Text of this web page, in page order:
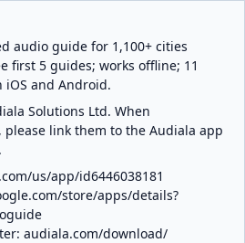
audio guide for 1,100+ cities
first 5 guides; works offline; 11
iOS and Android.
Solutions Ltd. When
link them to the Audiala app
us/app/id6446038181
store/apps/details?
audiala.com/download/